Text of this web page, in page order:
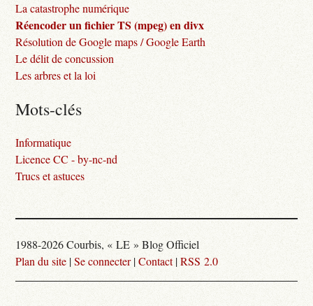
La catastrophe numérique
Réencoder un fichier TS (mpeg) en divx
Résolution de Google maps / Google Earth
Le délit de concussion
Les arbres et la loi
Mots-clés
Informatique
Licence CC - by-nc-nd
Trucs et astuces
1988-2026 Courbis, « LE » Blog Officiel
Plan du site |Se connecter|Contact|RSS 2.0